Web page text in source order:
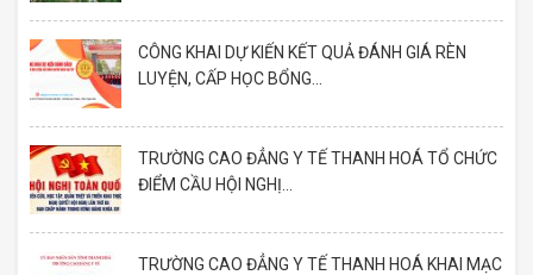
CÔNG KHAI DỰ KIẾN KẾT QUẢ ĐÁNH GIÁ RÈN
LUYỆN, CẤP HỌC BỔNG...
TRƯỜNG CAO ĐẲNG Y TẾ THANH HOÁ TỔ CHỨC
ĐIỂM CẦU HỘI NGHỊ...
TRƯỜNG CAO ĐẲNG Y TẾ THANH HOÁ KHAI MẠC